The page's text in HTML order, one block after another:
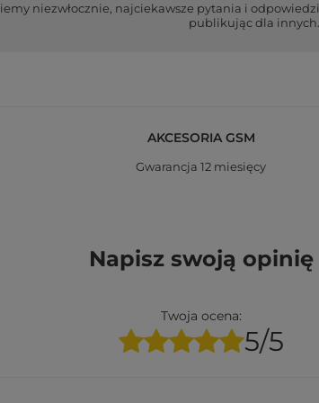
niezwłocznie, najciekawsze pytania i odpowiedzi
publikując dla innych.
AKCESORIA GSM
Gwarancja 12 miesięcy
Napisz swoją opinię
Twoja ocena:
5/5